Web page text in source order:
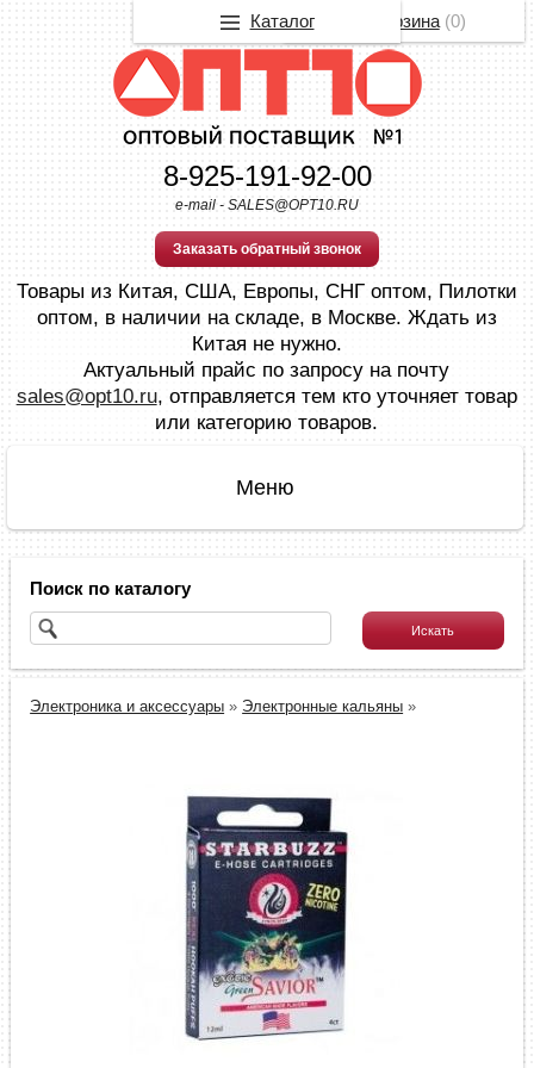
8-925-191-92-00
e-mail - SALES@OPT10.RU
Заказать обратный звонок
Товары из Китая, США, Европы, СНГ оптом, Пилотки
оптом, в наличии на складе, в Москве. Ждать из
Китая не нужно.
Актуальный прайс по запросу на почту
sales@opt10.ru, отправляется тем кто уточняет товар
или категорию товаров.
Поиск по каталогу
Электроника и аксессуары » Электронные кальяны »
Корзина(0)
Каталог